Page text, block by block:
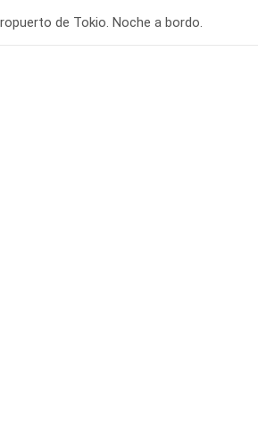
de Tokio. Noche a bordo.